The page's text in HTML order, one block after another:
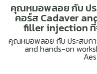
คุณหมอพลอย กับ ปร
คอร์ส Cadaver
filler injection ที่
คุณหมอพลอย กับ ประสบก
and hands-on